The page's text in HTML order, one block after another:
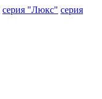
серия "Люкс" серия